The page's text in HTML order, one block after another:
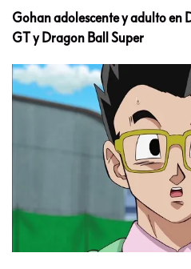
Gohan adolescente y adulto en
GT y Dragon Ball Super